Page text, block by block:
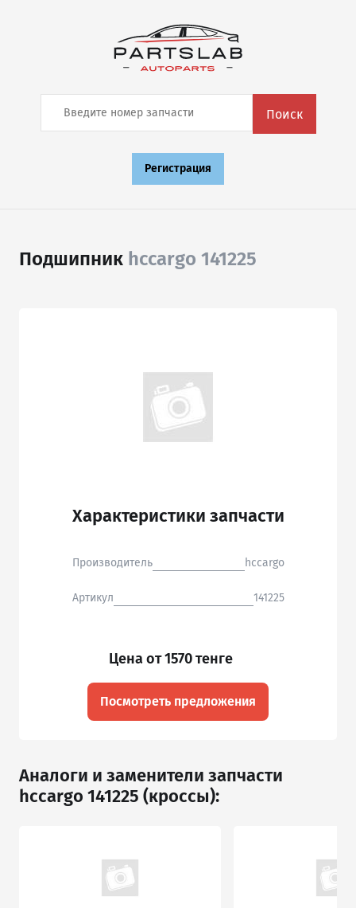
Поиск
Регистрация
Подшипник hccargo 141225
Характеристики запчасти
Производитель hccargo
Артикул 141225
Цена от 1570 тенге
Посмотреть предложения
Аналоги и заменители запчасти
hccargo 141225 (кроссы):